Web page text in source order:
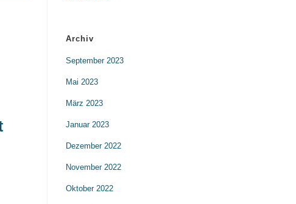
Archiv
September 2023
Mai 2023
März 2023
Januar 2023
Dezember 2022
November 2022
Oktober 2022